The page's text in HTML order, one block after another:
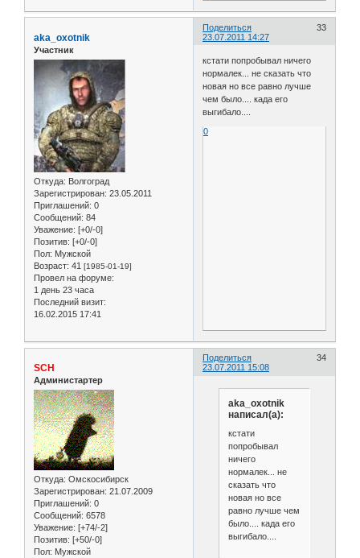
Поделиться
33
23.07.2011 14:27
aka_oxotnik
Участник
Откуда: Волгоград
Зарегистрирован: 23.05.2011
Приглашений: 0
Сообщений: 84
Уважение: [+0/-0]
Позитив: [+0/-0]
Пол: Мужской
Возраст: 41 [1985-01-19]
Провел на форуме:
1 день 23 часа
Последний визит:
16.02.2015 17:41
кстати попробывал ничего
нормалек... не сказать что
новая но все равно лучше
чем было.... када его
выгибало....
0
Поделиться
34
23.07.2011 15:08
SCH
Администартер
Откуда: Омскосибирск
Зарегистрирован: 21.07.2009
Приглашений: 0
Сообщений: 6578
Уважение: [+74/-2]
Позитив: [+50/-0]
Пол: Мужской
aka_oxotnik
написал(а):
кстати
попробывал
ничего
нормалек... не
сказать что
новая но все
равно лучше чем
было.... када его
выгибало....